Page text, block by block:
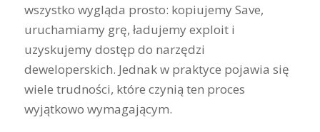
wszystko wygląda prosto: kopiujemy Save,
uruchamiamy grę, ładujemy exploit i
uzyskujemy dostęp do narzędzi
deweloperskich. Jednak w praktyce pojawia się
wiele trudności, które czynią ten proces
wyjątkowo wymagającym.